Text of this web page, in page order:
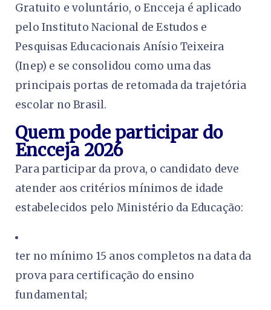
Gratuito e voluntário, o Encceja é aplicado
pelo Instituto Nacional de Estudos e
Pesquisas Educacionais Anísio Teixeira
(Inep) e se consolidou como uma das
principais portas de retomada da trajetória
escolar no Brasil.
Quem pode participar do
Encceja 2026
Para participar da prova, o candidato deve
atender aos critérios mínimos de idade
estabelecidos pelo Ministério da Educação:
ter no mínimo 15 anos completos na data da
prova para certificação do ensino
fundamental;